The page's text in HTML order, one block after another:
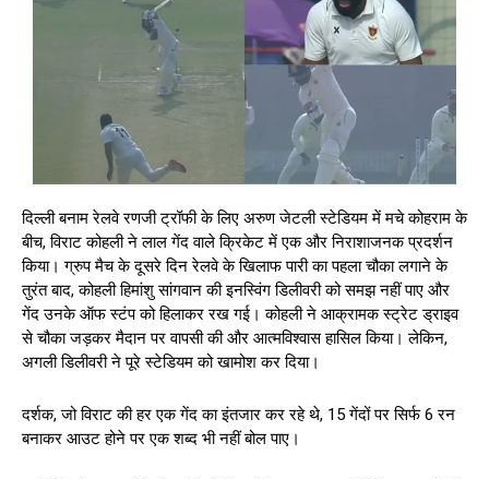
दिल्ली बनाम रेलवे रणजी ट्रॉफी के लिए अरुण जेटली स्टेडियम में मचे कोहराम के
बीच, विराट कोहली ने लाल गेंद वाले क्रिकेट में एक और निराशाजनक प्रदर्शन
किया। ग्रुप मैच के दूसरे दिन रेलवे के खिलाफ पारी का पहला चौका लगाने के
तुरंत बाद, कोहली हिमांशु सांगवान की इनस्विंग डिलीवरी को समझ नहीं पाए और
गेंद उनके ऑफ स्टंप को हिलाकर रख गई। कोहली ने आक्रामक स्ट्रेट ड्राइव
से चौका जड़कर मैदान पर वापसी की और आत्मविश्वास हासिल किया। लेकिन,
अगली डिलीवरी ने पूरे स्टेडियम को खामोश कर दिया।
दर्शक, जो विराट की हर एक गेंद का इंतजार कर रहे थे, 15 गेंदों पर सिर्फ 6 रन
बनाकर आउट होने पर एक शब्द भी नहीं बोल पाए।